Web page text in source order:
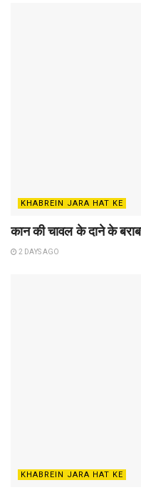
KHABREIN JARA HAT KE
कान की चावल के दाने के
2 DAYS AGO
KHABREIN JARA HAT KE